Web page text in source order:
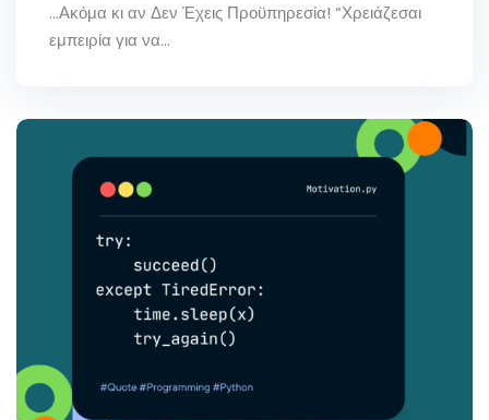
…Ακόμα κι αν Δεν Έχεις Προϋπηρεσία! “Χρειάζεσαι
εμπειρία για να...